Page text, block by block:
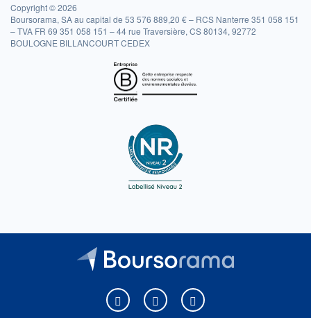
Copyright © 2026
Boursorama, SA au capital de 53 576 889,20 € – RCS Nanterre 351 058 151
– TVA FR 69 351 058 151 – 44 rue Traversière, CS 80134, 92772
BOULOGNE BILLANCOURT CEDEX
Boursorama sur Facebook
Boursorama sur XBoursorama sur